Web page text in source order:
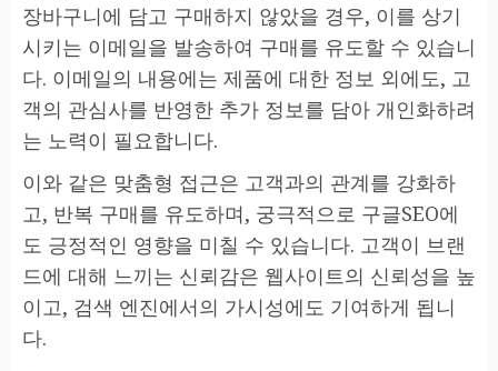
장바구니에 담고 구매하지 않았을 경우, 이를 상기
시키는 이메일을 발송하여 구매를 유도할 수 있습니
다. 이메일의 내용에는 제품에 대한 정보 외에도, 고
객의 관심사를 반영한 추가 정보를 담아 개인화하려
는 노력이 필요합니다.
이와 같은 맞춤형 접근은 고객과의 관계를 강화하
고, 반복 구매를 유도하며, 궁극적으로 구글SEO에
도 긍정적인 영향을 미칠 수 있습니다. 고객이 브랜
드에 대해 느끼는 신뢰감은 웹사이트의 신뢰성을 높
이고, 검색 엔진에서의 가시성에도 기여하게 됩니
다.